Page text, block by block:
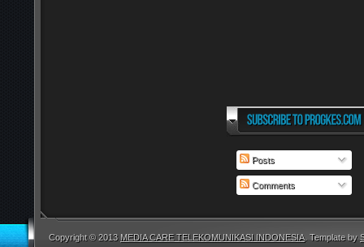
Posts
Comments
Copyright © 2013 MEDIA CARE TELEKOMUNIKASI INDONESIA. Template by